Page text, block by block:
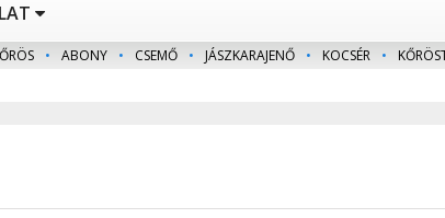
• ABONY • CSEMŐ • JÁSZKARAJENŐ • KOCSÉR •